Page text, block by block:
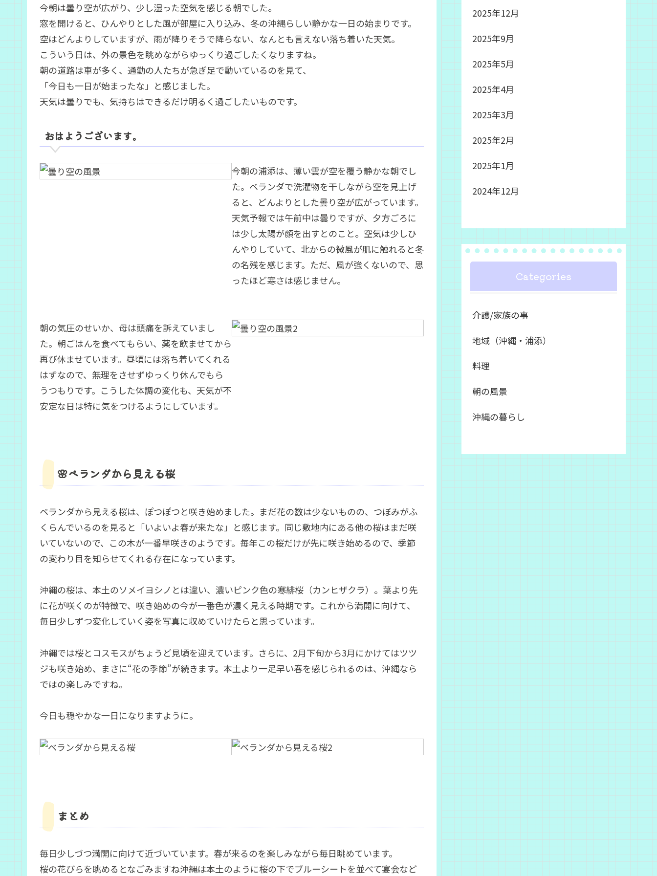
今朝は曇り空が広がり、少し湿った空気を感じる朝でした。
窓を開けると、ひんやりとした風が部屋に入り込み、冬の沖縄らしい静かな一日の始まりです。
空はどんよりしていますが、雨が降りそうで降らない、なんとも言えない落ち着いた天気。
こういう日は、外の景色を眺めながらゆっくり過ごしたくなりますね。
朝の道路は車が多く、通勤の人たちが急ぎ足で動いているのを見て、
「今日も一日が始まったな」と感じました。
天気は曇りでも、気持ちはできるだけ明るく過ごしたいものです。
おはようございます。
今朝の浦添は、薄い雲が空を覆う静かな朝でし
た。ベランダで洗濯物を干しながら空を見上げ
ると、どんよりとした曇り空が広がっています。
天気予報では午前中は曇りですが、夕方ごろに
は少し太陽が顔を出すとのこと。空気は少しひ
んやりしていて、北からの微風が肌に触れると冬
の名残を感じます。ただ、風が強くないので、思
ったほど寒さは感じません。
朝の気圧のせいか、母は頭痛を訴えていまし
た。朝ごはんを食べてもらい、薬を飲ませてから
再び休ませています。昼頃には落ち着いてくれる
はずなので、無理をさせずゆっくり休んでもら
うつもりです。こうした体調の変化も、天気が不
安定な日は特に気をつけるようにしています。
🌸ベランダから見える桜
ベランダから見える桜は、ぽつぽつと咲き始めました。まだ花の数は少ないものの、つぼみがふ
くらんでいるのを見ると「いよいよ春が来たな」と感じます。同じ敷地内にある他の桜はまだ咲
いていないので、この木が一番早咲きのようです。毎年この桜だけが先に咲き始めるので、季節
の変わり目を知らせてくれる存在になっています。
沖縄の桜は、本土のソメイヨシノとは違い、濃いピンク色の寒緋桜（カンヒザクラ）。葉より先
に花が咲くのが特徴で、咲き始めの今が一番色が濃く見える時期です。これから満開に向けて、
毎日少しずつ変化していく姿を写真に収めていけたらと思っています。
沖縄では桜とコスモスがちょうど見頃を迎えています。さらに、2月下旬から3月にかけてはツツ
ジも咲き始め、まさに“花の季節”が続きます。本土より一足早い春を感じられるのは、沖縄なら
ではの楽しみですね。
今日も穏やかな一日になりますように。
まとめ
毎日少しづつ満開に向けて近づいています。春が来るのを楽しみながら毎日眺めています。
桜の花びらを眺めるとなごみますね沖縄は本土のように桜の下でブルーシートを並べて宴会など
2025年12月
2025年9月
2025年5月
2025年4月
2025年3月
2025年2月
2025年1月
2024年12月
Categories
介護/家族の事
地域（沖縄・浦添）
料理
朝の風景
沖縄の暮らし